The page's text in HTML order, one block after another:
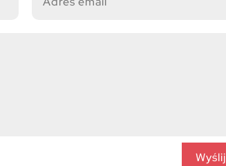
Wyślij